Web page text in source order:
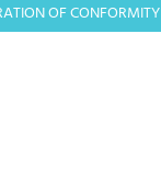
OF CONFORMITY